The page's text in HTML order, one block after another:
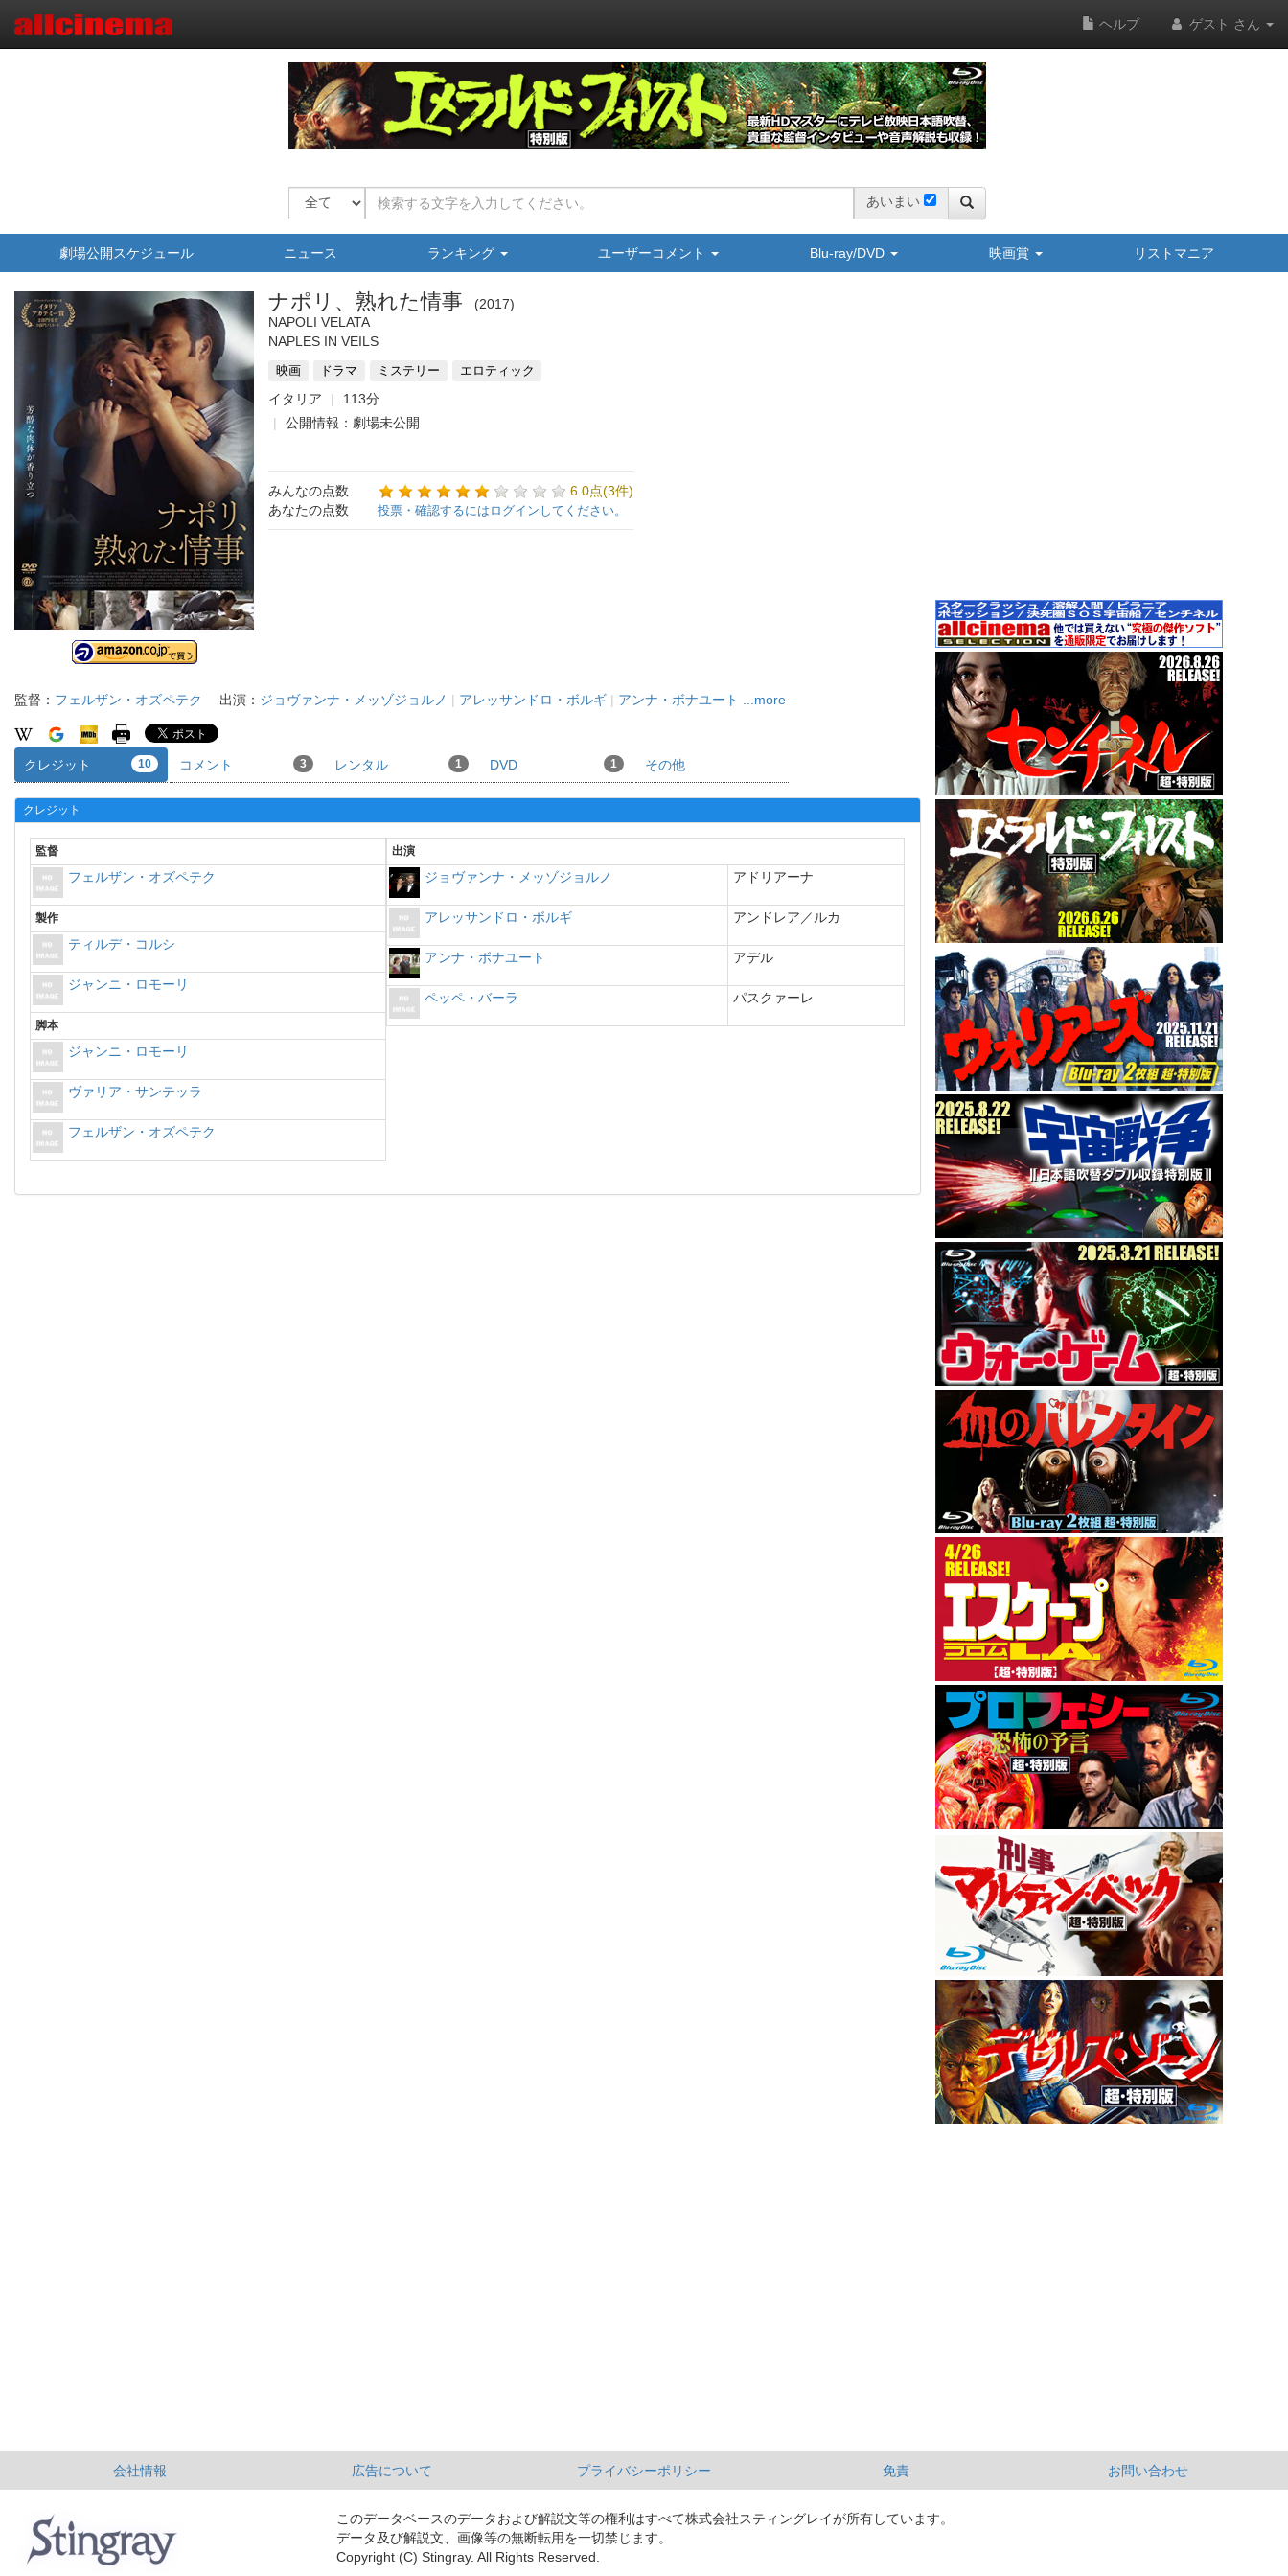
ヘルプ ゲスト さん
あいまい
劇場公開スケジュール ニュース ランキング ユーザーコメント Blu-ray/DVD 映画賞 リストマニア
ナポリ、熟れた情事
2017
NAPOLI VELATA
NAPLES IN VEILS
映画 ドラマ ミステリー エロティック
イタリア
113分
公開情報：劇場未公開
みんなの点数
6.0点(3件)
あなたの点数
投票・確認するにはログインしてください。
監督： フェルザン・オズペテク 出演： ジョヴァンナ・メッゾジョルノ | アレッサンドロ・ボルギ | アンナ・ボナユート ...more
クレジット 10 コメント 3 レンタル 1 DVD 1 その他
クレジット
監督
フェルザン・オズペテク
製作
ティルデ・コルシ
ジャンニ・ロモーリ
脚本
ジャンニ・ロモーリ
ヴァリア・サンテッラ
フェルザン・オズペテク
出演
ジョヴァンナ・メッゾジョルノ アドリアーナ
アレッサンドロ・ボルギ アンドレア／ルカ
アンナ・ボナユート アデル
ペッペ・バーラ パスクァーレ
会社情報 広告について プライバシーポリシー 免責 お問い合わせ
このデータベースのデータおよび解説文等の権利はすべて株式会社スティングレイが所有しています。
データ及び解説文、画像等の無断転用を一切禁じます。
Copyright (C) Stingray. All Rights Reserved.